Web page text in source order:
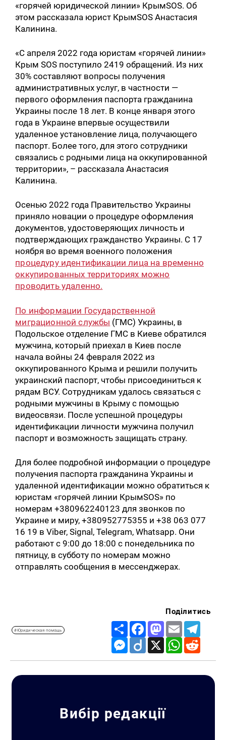
«горячей юридической линии» КрымSOS. Об
этом рассказала юрист КрымSOS Анастасия
Калинина.
«С апреля 2022 года юристам «горячей линии»
Крым SOS поступило 2419 обращений. Из них
30% составляют вопросы получения
административных услуг, в частности —
первого оформления паспорта гражданина
Украины после 18 лет. В конце января этого
года в Украине впервые осуществили
удаленное установление лица, получающего
паспорт. Более того, для этого сотрудники
связались с родными лица на оккупированной
территории», – рассказала Анастасия
Калинина.
Осенью 2022 года Правительство Украины
приняло новации о процедуре оформления
документов, удостоверяющих личность и
подтверждающих гражданство Украины. С 17
ноября во время военного положения
процедуру идентификации лица на временно
оккупированных территориях можно
проводить удаленно.
По информации Государственной
миграционной службы (ГМС) Украины, в
Подольское отделение ГМС в Киеве обратился
мужчина, который приехал в Киев после
начала войны 24 февраля 2022 из
оккупированного Крыма и решили получить
украинский паспорт, чтобы присоединиться к
рядам ВСУ. Сотрудникам удалось связаться с
родными мужчины в Крыму с помощью
видеосвязи. После успешной процедуры
идентификации личности мужчина получил
паспорт и возможность защищать страну.
Для более подробной информации о процедуре
получения паспорта гражданина Украины и
удаленной идентификации можно обратиться к
юристам «горячей линии КрымSOS» по
номерам +380962240123 для звонков по
Украине и миру, +380952775355 и +38 063 077
16 19 в Viber, Signal, Telegram, Whatsapp. Они
работают с 9:00 до 18:00 с понедельника по
пятницу, в субботу по номерам можно
отправлять сообщения в мессенджерах.
#Юридическая помощь
Поділитись
Share FacebookMastodon
Email
Messenger
Diigo X WhatsApp
Вибір редакції